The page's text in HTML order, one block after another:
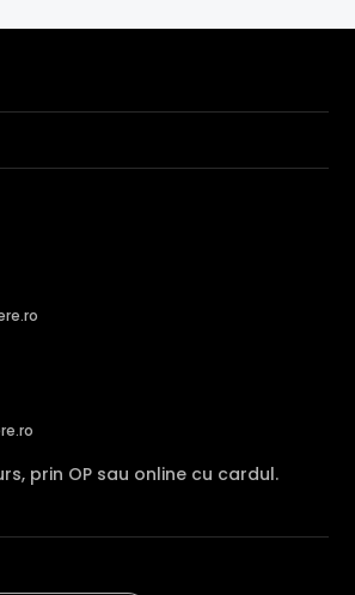
luminii din spate) cu care este
ca obiectele aflate pe un fundal
prin OP sau online cu cardul.